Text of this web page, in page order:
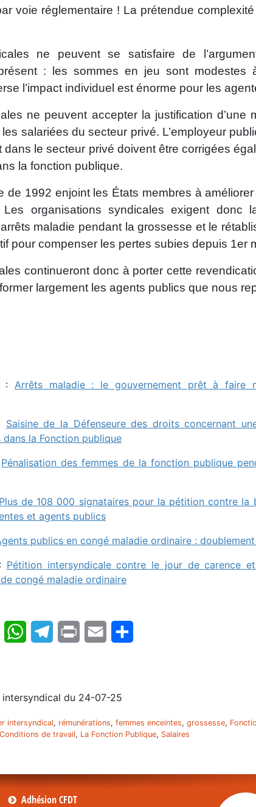
voie réglementaire ! La prétendue
ne peuvent se satisfaire de
: les sommes en jeu sont modestes
l’impact individuel est énorme pour les
ne peuvent accepter la justification d’une
salariées du secteur privé. L’employeur
le secteur privé doivent être corrigées
la fonction publique.
de 1992 enjoint les États membres à
organisations syndicales exigent donc
maladie pendant la grossesse et le
pour compenser les pertes subies depuis 1er
continueront donc à porter cette
largement les agents publics que nous
: Arrêts maladie : le gouvernement prêt à faire
Saisine de la Défenseure des droits concernant
la Fonction publique
Pénalisation des femmes de la fonction publique
Plus de 108 000 signataires pour la pétition contre la
et agents publics
publics en congé maladie ordinaire :
Pétition intersyndicale contre le jour de carence
congé maladie ordinaire
FacebookWhatsAppTelegram
Print Email
du 24-07-25
intersyndical, rémunérations, femmes enceintes, grossesse,
de travail, La Fonction Publique, Salaires
Adhésion CFDT